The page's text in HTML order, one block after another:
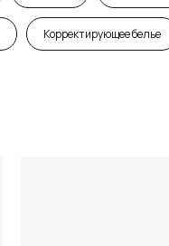
Корректирующее белье